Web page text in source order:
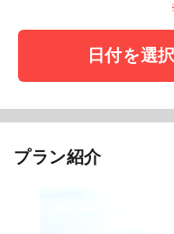
日付を選
プラン紹介